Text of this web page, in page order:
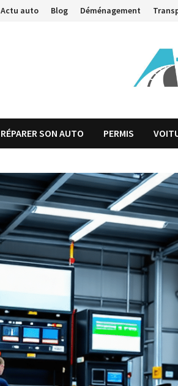
Actu auto Blog Déménagement
RÉPARER SON AUTO PERMIS